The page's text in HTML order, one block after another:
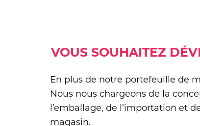
VOUS SOUHAITEZ
En plus de notre portefeuille de
Nous nous chargeons de la
l’emballage, de l’importation et
magasin.